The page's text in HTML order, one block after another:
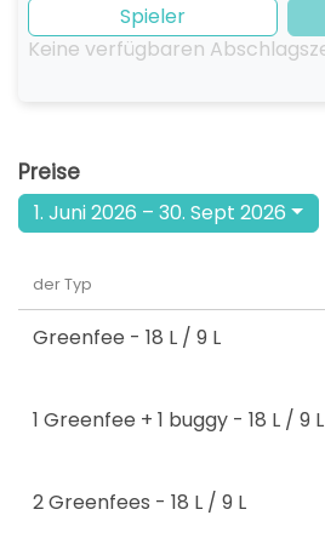
Spieler
Keine verfügbaren
Preise
1. Juni 2026 – 30. Sept 2026
der Typ
Greenfee - 18 L / 9 L
1 Greenfee + 1 buggy - 18 L / 9 L
2 Greenfees - 18 L / 9 L